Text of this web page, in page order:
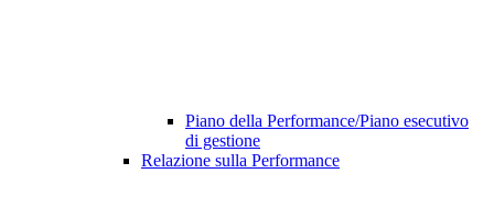
Piano della Performance/Piano esecutivo
di gestione
Relazione sulla Performance